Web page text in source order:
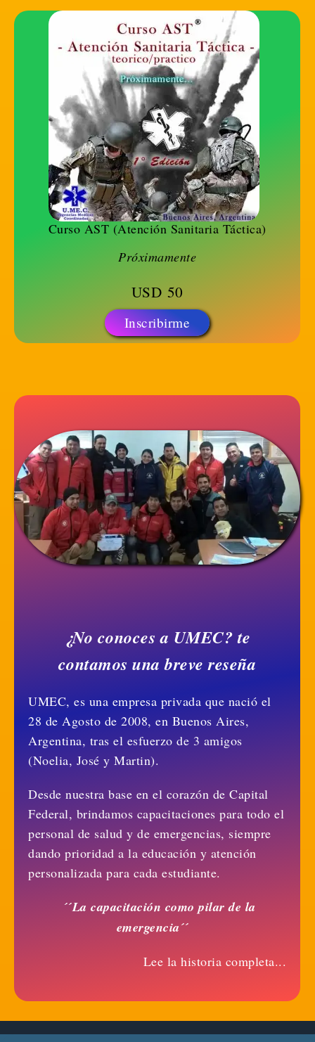
Curso AST (Atención Sanitaria Táctica)
Próximamente
USD 50
Inscribirme
¿No conoces a UMEC? te
contamos una breve reseña
UMEC, es una empresa privada que nació el
28 de Agosto de 2008, en Buenos Aires,
Argentina, tras el esfuerzo de 3 amigos
(Noelia, José y Martin).
Desde nuestra base en el corazón de Capital
Federal, brindamos capacitaciones para todo el
personal de salud y de emergencias, siempre
dando prioridad a la educación y atención
personalizada para cada estudiante.
´´La capacitación como pilar de la
emergencia´´
Lee la historia completa...